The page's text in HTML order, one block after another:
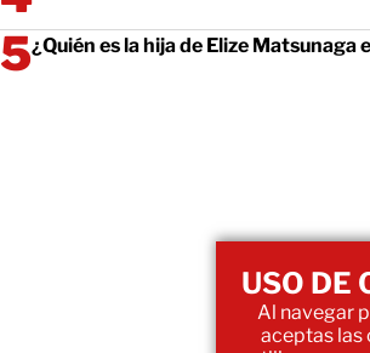
¿Quién es la hija de Elize Matsunaga
USO DE
Al navegar
aceptas las